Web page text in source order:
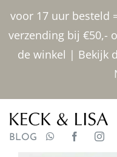
voor 17 uur besteld
verzending bij €50,-
de winkel | Bekijk
inhoud
BLOG